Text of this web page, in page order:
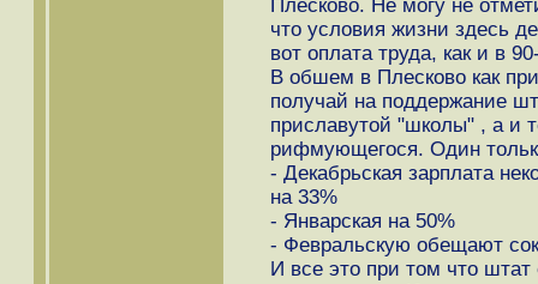
Плесково. Не могу не
что условия жизни здесь
вот оплата труда, как и в
В обшем в Плесково как
получай на поддержание
приславутой "школы" , а и
рифмующегося. Один
- Декабрьская зарплата
на 33%
- Январская на 50%
- Февральскую обещают
И все это при том что